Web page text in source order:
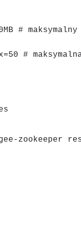
# maksymalny
#
zookeeper